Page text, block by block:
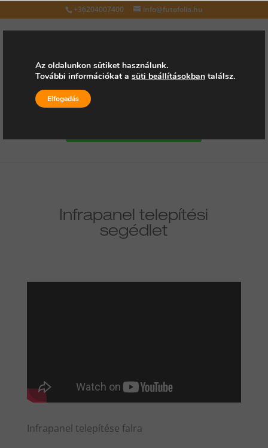
+36204007400 info@futofolia.hu
Válasszon oldalt
Infrapanel telepítési
segédlet
Infrapanel telepítése falra
Az oldalunkon sütiket használunk.
További információkat a süti beállításokban találsz.
Elfogadás